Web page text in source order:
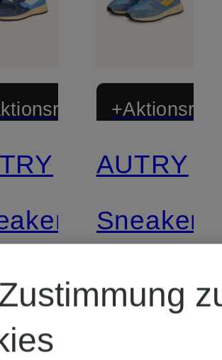
€
AUTRY
Sneaker
LOW